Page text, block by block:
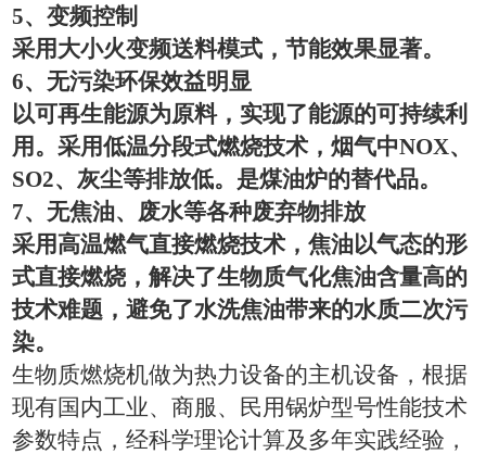
5、变频控制
采用大小火变频送料模式，节能效果显著。
6、无污染环保效益明显
以可再生能源为原料，实现了能源的可持续利
用。采用低温分段式燃烧技术，烟气中NOX、
SO2、灰尘等排放低。是煤油炉的替代品。
7、无焦油、废水等各种废弃物排放
采用高温燃气直接燃烧技术，焦油以气态的形
式直接燃烧，解决了生物质气化焦油含量高的
技术难题，避免了水洗焦油带来的水质二次污
染。
生物质燃烧机做为热力设备的主机设备，根据
现有国内工业、商服、民用锅炉型号性能技术
参数特点，经科学理论计算及多年实践经验，